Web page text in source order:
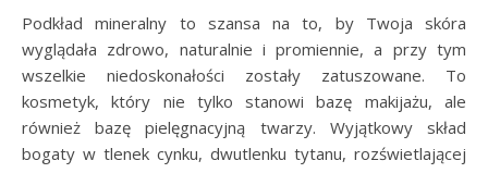
Podkład mineralny to szansa na to, by Twoja skóra
wyglądała zdrowo, naturalnie i promiennie, a przy tym
wszelkie niedoskonałości zostały zatuszowane. To
kosmetyk, który nie tylko stanowi bazę makijażu, ale
również bazę pielęgnacyjną twarzy. Wyjątkowy skład
bogaty w tlenek cynku, dwutlenku tytanu, rozświetlającej